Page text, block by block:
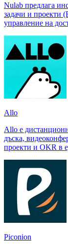
Nulab предлага
задачи и проекти
управление на
Allo
Allo е
дъска,
проекти и OKR в
Piconion